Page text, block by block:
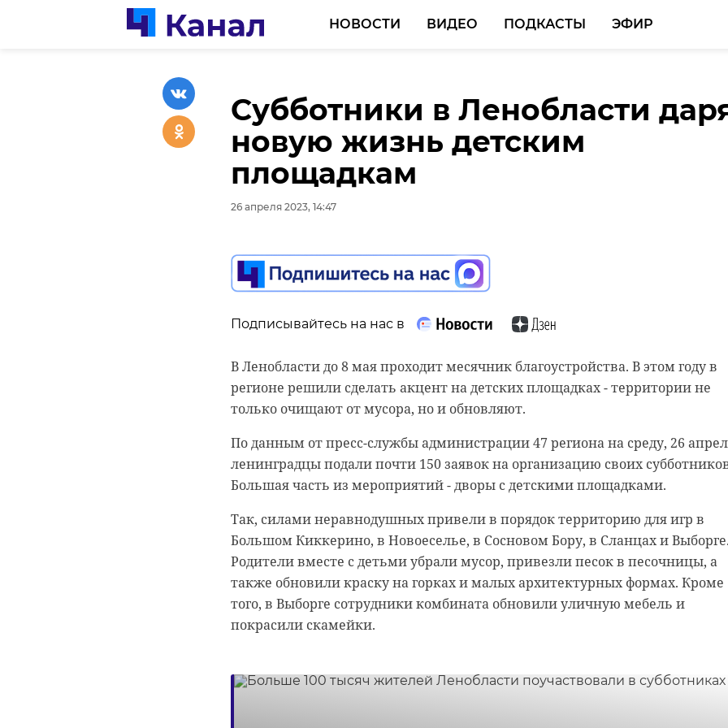
НОВОСТИ ВИДЕО ПОДКАСТЫ ЭФИР
Субботники в Ленобласти
новую жизнь детским
площадкам
26 апреля 2023, 14:47
Подписывайтесь на нас в
В Ленобласти до 8 мая проходит месячник благоустройства. В этом году в
регионе решили сделать акцент на детских площадках - территории не
только очищают от мусора, но и обновляют.
По данным от пресс-службы администрации 47 региона на среду, 26
ленинградцы подали почти 150 заявок на организацию своих
Большая часть из мероприятий - дворы с детскими площадками.
Так, силами неравнодушных привели в порядок территорию для игр в
Большом Киккерино, в Новоеселье, в Сосновом Бору, в Сланцах и Выборге.
Родители вместе с детьми убрали мусор, привезли песок в песочницы, а
также обновили краску на горках и малых архитектурных формах. Кроме
того, в Выборге сотрудники комбината обновили уличную мебель и
покрасили скамейки.
В Ленобласти стартовала
поисковая экспедиция
"Волховский фронт. Гайтолово"
26 апреля 2023, 14:24
Подписывайтесь на нас в
Поисковики из семи регионов России и Республики Казахстан собрались в
Ленобласти на поисковой экспедиции "Волховский фронт. Гайтолово".
Отряды принялись за работу с 20 апреля. Об этом сообщает "Поисковое
Поиски проходят в окрестностях Синявинских высот Кировского района.
ходе экспедиции поисковики отыщут незахороненные останки воинов
данный момент удалось найти останки 21 красноармейца.
Поисковые работы на местах боев Волховского фронта стартовали еще в
годы XX века. С той поры поисковики каждый год находят около тысячи
солдат и командиров РККА.
Фото: "Поисковое движение России"
0:00 / 0:00
Видео: Официальный канал Правительства России в Telegram
Знания, книги и опыт: Михаил
Мишустин рассказал, что ему
26 апреля 2023, 13:56